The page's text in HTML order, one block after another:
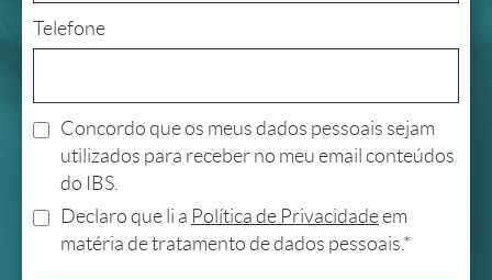
Telefone
Concordo que os meus dados pessoais sejam
utilizados para receber no meu email conteúdos
do IBS.
Declaro que li a Política de Privacidadeem
matéria de tratamento de dados pessoais.*